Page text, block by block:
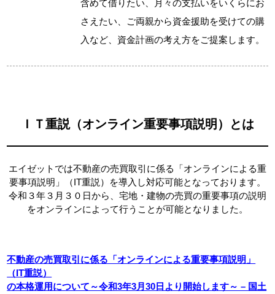
含めて借りたい、月々の支払いをいくらにお
さえたい、ご両親から資金援助を受けての購
入など、資金計画の考え方をご提案します。
ＩＴ重説（オンライン重要事項説明）とは
エイゼットでは不動産の売買取引に係る「オンラインによる重
要事項説明」（IT重説）を導入し対応可能となっております。
令和３年３月３０日から、宅地・建物の売買の重要事項の説明
をオンラインによって行うことが可能となりました。
不動産の売買取引に係る「オンラインによる重要事項説明」
（IT重説）
の本格運用について～令和3年3月30日より開始します～ – 国土